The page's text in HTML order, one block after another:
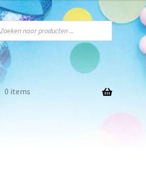
0 items